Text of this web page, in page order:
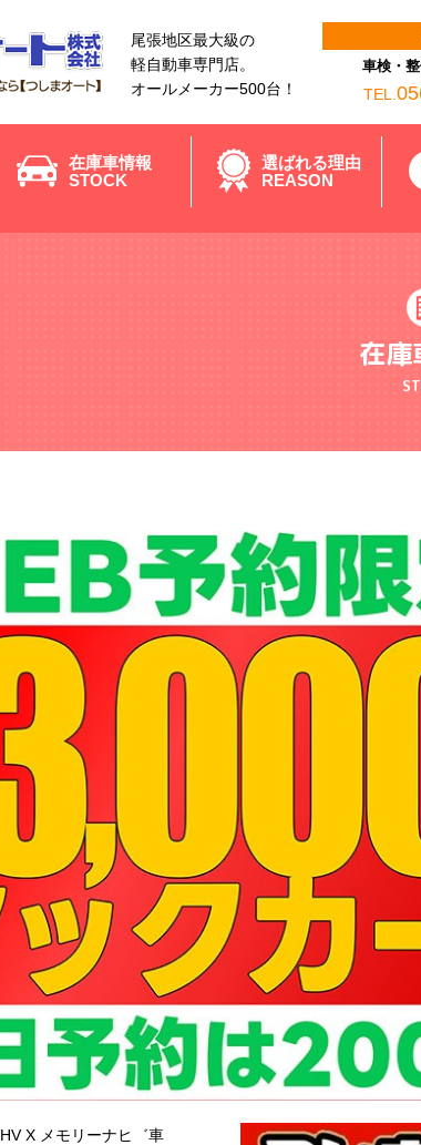
尾張地区最大級の
軽自動車専門店。
オールメーカー500台！
車検・
TEL.
在庫車情報
STOCK
選ばれる理由
REASON
在庫
HV X メモリーナヒ゛車